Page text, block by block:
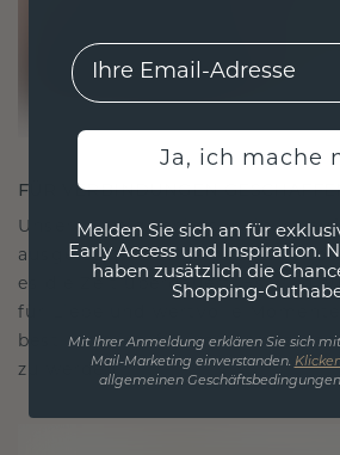
FÜR VERBINDUNGEN
Unsere Designphilosophie ist auf
ausgelegt, wobei jedes Stück so
es die Zeit überdauert. Es wird
für Liebe und wertvolle Momente,
bestimmt ist, für immer
zu werden.
EMail
Ja, ich mache
Melden Sie sich an für
Early Access und Inspiration.
haben zusätzlich die
Shopping-
Mit Ihrer Anmeldung erklären Sie sich
Mail-Marketing einverstanden.
allgemeinen